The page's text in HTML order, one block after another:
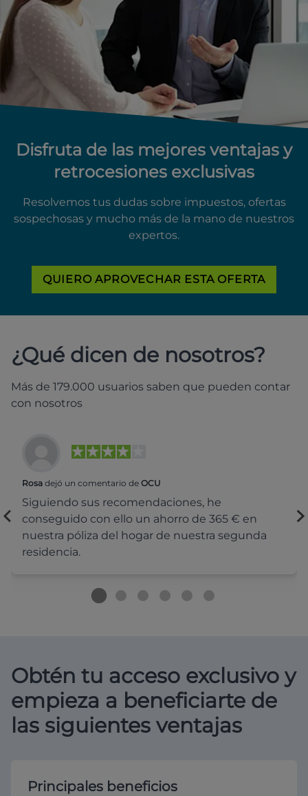
Disfruta de las mejores ventajas y
retrocesiones exclusivas
Resolvemos tus dudas sobre impuestos, ofertas
sospechosas y mucho más de la mano de nuestros
expertos.
QUIERO APROVECHAR ESTA OFERTA
¿Qué dicen de nosotros?
Más de 179.000 usuarios saben que pueden contar
con nosotros
Rosa dejó un comentario de OCU
Siguiendo sus recomendaciones, he
conseguido con ello un ahorro de 365 € en
nuestra póliza del hogar de nuestra segunda
residencia.
Obtén tu acceso exclusivo y
empieza a beneficiarte de
las siguientes ventajas
Principales beneficios